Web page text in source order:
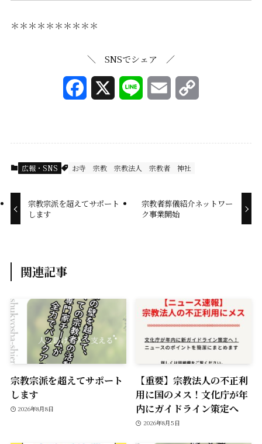
＊＊＊＊＊＊＊＊＊＊
＼ SNSでシェア ／
o
i
広報・SNS お寺 宗教 宗教法人 宗教者 神社
宗教宗派を超えてサポート
します
宗教者葬儀紹介ネットワー
ク事業開始
関連記事
宗教宗派を超えてサポート
します
2026年8月8日
【重要】宗教法人の不正利
用に国のメス！文化庁が年
内にガイドライン策定へ
2026年8月5日